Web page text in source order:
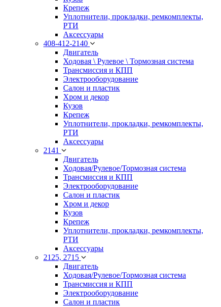
Крепеж
Уплотнители, прокладки, ремкомплекты,
РТИ
Аксессуары
408-412-2140
Двигатель
Ходовая \ Рулевое \ Тормозная система
Трансмиссия и КПП
Электрооборудование
Салон и пластик
Хром и декор
Кузов
Крепеж
Уплотнители, прокладки, ремкомплекты,
РТИ
Аксессуары
2141
Двигатель
Ходовая/Рулевое/Тормозная система
Трансмиссия и КПП
Электрооборудование
Салон и пластик
Хром и декор
Кузов
Крепеж
Уплотнители, прокладки, ремкомплекты,
РТИ
Аксессуары
2125, 2715
Двигатель
Ходовая/Рулевое/Тормозная система
Трансмиссия и КПП
Электрооборудование
Салон и пластик